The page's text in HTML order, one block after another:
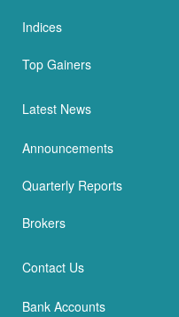
Indices
Top Gainers
Latest News
Announcements
Quarterly Reports
Brokers
Contact Us
Bank Accounts